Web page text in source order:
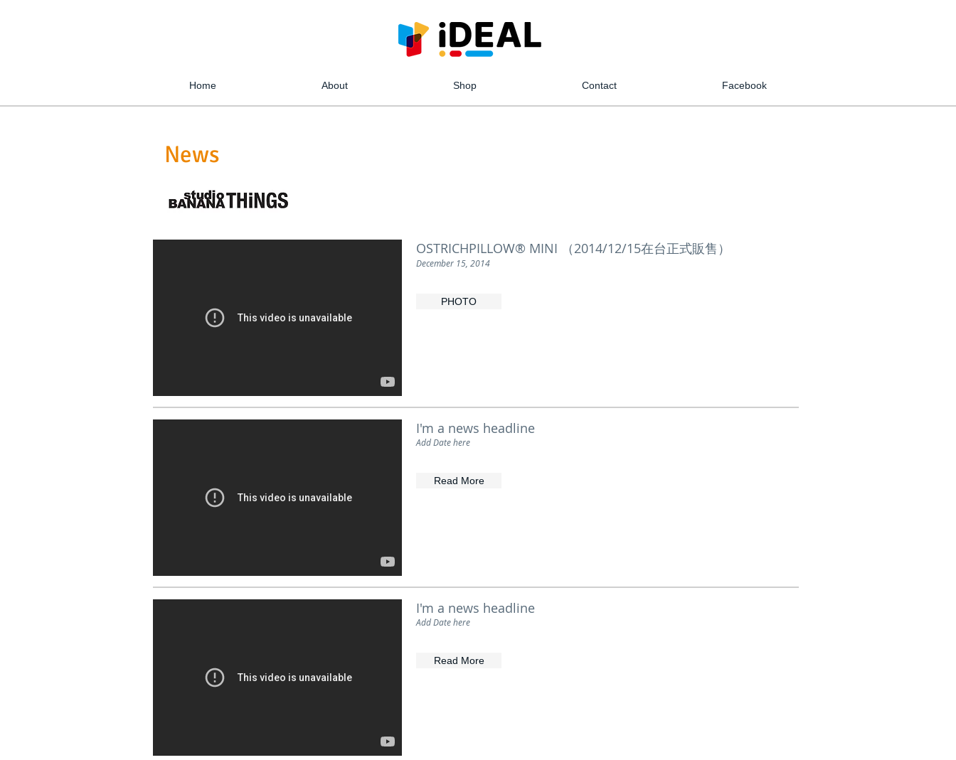
Home About Shop Contact Facebook
News
OSTRICHPILLOW® MINI （2014/12/15在台正式販售）
December 15, 2014
PHOTO
I'm a news headline
Add Date here
Read More
I'm a news headline
Add Date here
Read More